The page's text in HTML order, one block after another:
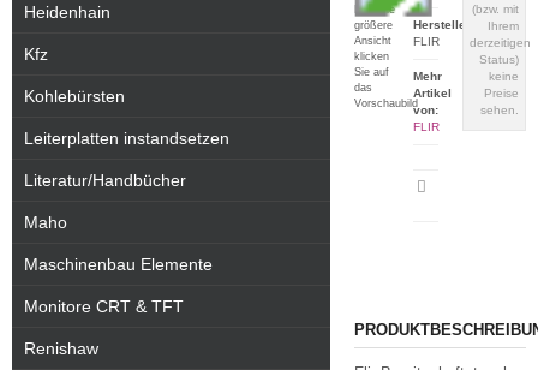
Für eine
größere
Ansicht
klicken
Sie auf
das
Vorschaubild
(bzw. mit
Ihrem
derzeitigen
Status)
keine
Preise
sehen.
Hersteller:
FLIR
Mehr
Artikel
von:
FLIR
Heidenhain
Kfz
Kohlebürsten
Leiterplatten instandsetzen
Literatur/Handbücher
Maho
Maschinenbau Elemente
Monitore CRT & TFT
Renishaw